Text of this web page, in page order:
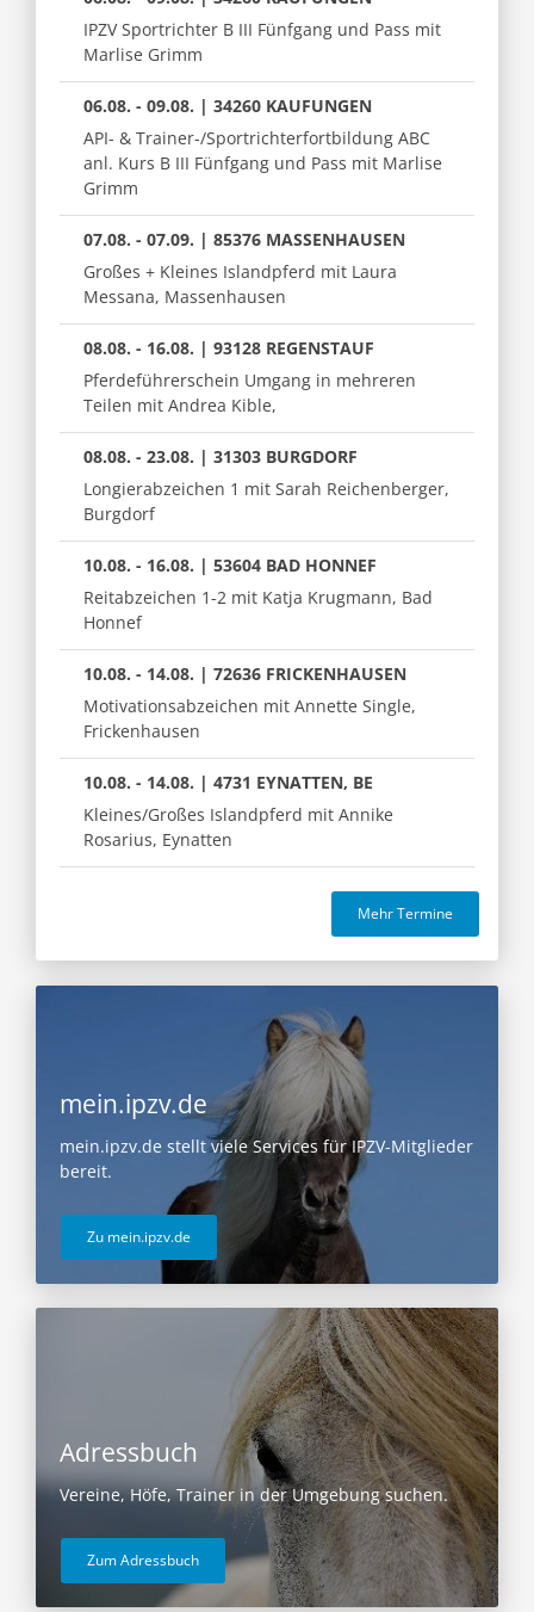
IPZV Sportrichter B III Fünfgang und Pass mit
Marlise Grimm
06.08. - 09.08. | 34260 KAUFUNGEN
API- & Trainer-/Sportrichterfortbildung ABC
anl. Kurs B III Fünfgang und Pass mit Marlise
Grimm
07.08. - 07.09. | 85376 MASSENHAUSEN
Großes + Kleines Islandpferd mit Laura
Messana, Massenhausen
08.08. - 16.08. | 93128 REGENSTAUF
Pferdeführerschein Umgang in mehreren
Teilen mit Andrea Kible,
08.08. - 23.08. | 31303 BURGDORF
Longierabzeichen 1 mit Sarah Reichenberger,
Burgdorf
10.08. - 16.08. | 53604 BAD HONNEF
Reitabzeichen 1-2 mit Katja Krugmann, Bad
Honnef
10.08. - 14.08. | 72636 FRICKENHAUSEN
Motivationsabzeichen mit Annette Single,
Frickenhausen
10.08. - 14.08. | 4731 EYNATTEN, BE
Kleines/Großes Islandpferd mit Annike
Rosarius, Eynatten
Mehr Termine
mein.ipzv.de
mein.ipzv.de stellt viele Services für IPZV-Mitglieder
bereit.
Zu mein.ipzv.de
Adressbuch
Vereine, Höfe, Trainer in der Umgebung suchen.
Zum Adressbuch